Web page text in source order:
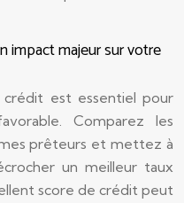
impact majeur sur votre
crédit est essentiel pour
Comparez les
prêteurs et mettez à
un meilleur taux
score de crédit peut